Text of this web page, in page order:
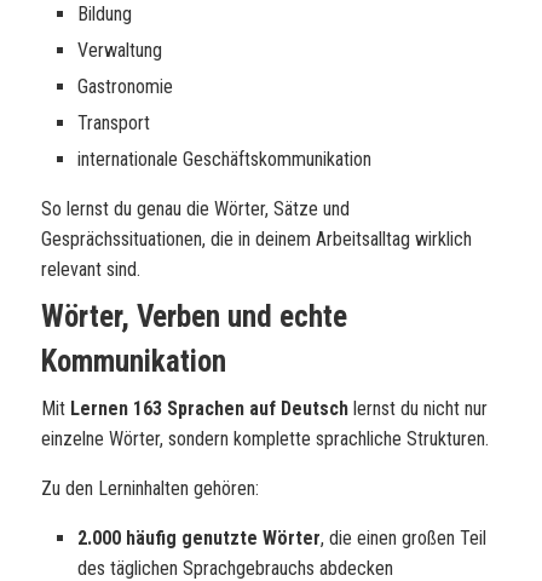
Bildung
Verwaltung
Gastronomie
Transport
internationale Geschäftskommunikation
So lernst du genau die Wörter, Sätze und
Gesprächssituationen, die in deinem Arbeitsalltag wirklich
relevant sind.
Wörter, Verben und echte
Kommunikation
Mit Lernen 163 Sprachen auf Deutsch lernst du nicht nur
einzelne Wörter, sondern komplette sprachliche Strukturen.
Zu den Lerninhalten gehören:
2.000 häufig genutzte Wörter, die einen großen Teil
des täglichen Sprachgebrauchs abdecken